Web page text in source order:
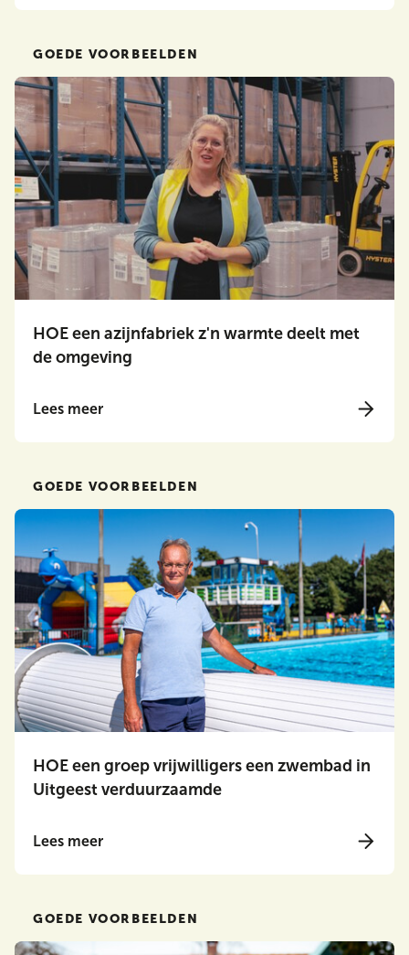
GOEDE VOORBEELDEN
HOE een azijnfabriek z'n warmte deelt met
de omgeving
Lees meer
GOEDE VOORBEELDEN
HOE een groep vrijwilligers een zwembad in
Uitgeest verduurzaamde
Lees meer
GOEDE VOORBEELDEN